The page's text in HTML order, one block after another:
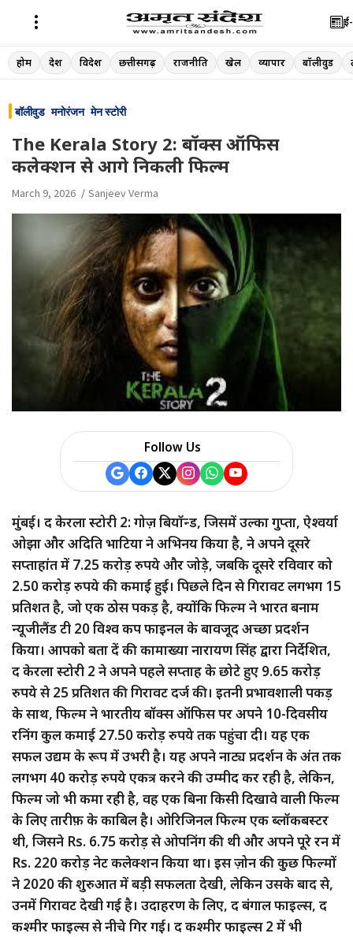
Skip
to
होम देश विदेश छत्तीसगढ़ राजनीति खेल व्यापार बॉलीवुड
बॉलीवुड मनोरंजन मेन स्टोरी
The Kerala Story 2: बॉक्स ऑफिस
कलेक्शन से आगे निकली फिल्म
March 9, 2026 Sanjeev Verma
Follow Us
मुंबई। द केरला स्टोरी 2: गोज़ बियॉन्ड, जिसमें उल्का गुप्ता, ऐश्वर्या
ओझा और अदिति भाटिया ने अभिनय किया है, ने अपने दूसरे
सप्ताहांत में 7.25 करोड़ रुपये और जोड़े, जबकि दूसरे रविवार को
2.50 करोड़ रुपये की कमाई हुई। पिछले दिन से गिरावट लगभग 15
प्रतिशत है, जो एक ठोस पकड़ है, क्योंकि फिल्म ने भारत बनाम
न्यूजीलैंड टी 20 विश्व कप फाइनल के बावजूद अच्छा प्रदर्शन
किया। आपको बता दें की कामाख्या नारायण सिंह द्वारा निर्देशित,
द केरला स्टोरी 2 ने अपने पहले सप्ताह के छोटे हुए 9.65 करोड़
रुपये से 25 प्रतिशत की गिरावट दर्ज की। इतनी प्रभावशाली पकड़
के साथ, फिल्म ने भारतीय बॉक्स ऑफिस पर अपने 10-दिवसीय
रनिंग कुल कमाई 27.50 करोड़ रुपये तक पहुंचा दी। यह एक
सफल उद्यम के रूप में उभरी है। यह अपने नाट्य प्रदर्शन के अंत तक
लगभग 40 करोड़ रुपये एकत्र करने की उम्मीद कर रही है, लेकिन,
फिल्म जो भी कमा रही है, वह एक बिना किसी दिखावे वाली फिल्म
के लिए तारीफ़ के काबिल है। ओरिजिनल फिल्म एक ब्लॉकबस्टर
थी, जिसने Rs. 6.75 करोड़ से ओपनिंग की थी और अपने पूरे रन में
Rs. 220 करोड़ नेट कलेक्शन किया था। इस ज़ोन की कुछ फिल्मों
ने 2020 की शुरुआत में बड़ी सफलता देखी, लेकिन उसके बाद से,
उनमें गिरावट देखी गई है। उदाहरण के लिए, द बंगाल फाइल्स, द
कश्मीर फाइल्स से नीचे गिर गई। द कश्मीर फाइल्स 2 में भी